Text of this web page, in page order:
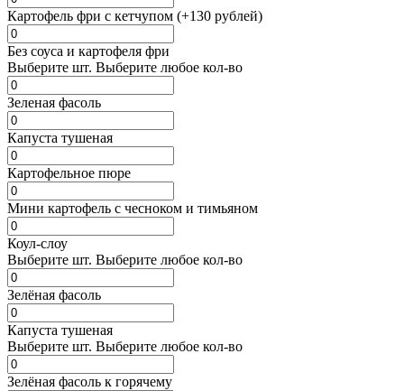
Картофель фри с кетчупом (+130 рублей)
Без соуса и картофеля фри
Выберите шт. Выберите любое кол-во
Зеленая фасоль
Капуста тушеная
Картофельное пюре
Мини картофель с чесноком и тимьяном
Коул-слоу
Выберите шт. Выберите любое кол-во
Зелёная фасоль
Капуста тушеная
Выберите шт. Выберите любое кол-во
Зелёная фасоль к горячему